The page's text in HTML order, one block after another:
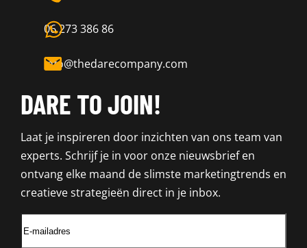
06 273 386 86
info@thedarecompany.com
DARE TO JOIN!
Laat je inspireren door inzichten van ons team van
experts. Schrijf je in voor onze nieuwsbrief en
ontvang elke maand de slimste marketingtrends en
creatieve strategieën direct in je inbox.